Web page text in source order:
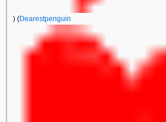
) (Dearestpenguin